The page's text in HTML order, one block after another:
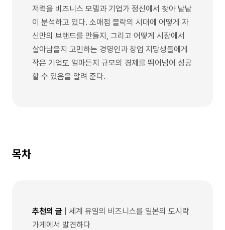
저력을 비즈니스 모델과 기업가 정신에서 찾아 낱낱
이 분석하고 있다. 소매점 몰락의 시대에 어떻게 자
신만의 브랜드를 만들지, 그리고 어떻게 시장에서
살아남을지 고민하는 경영인과 창업 지망생들에게
작은 기업도 얼마든지 규모의 경제를 뛰어넘어 성공
할 수 있음을 알려 준다.
목차
추천의 글 | 세계 유일의 비즈니스를 일본의 도시락
가게에서 발견하다